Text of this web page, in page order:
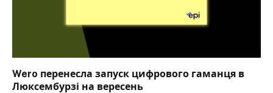
Wero перенесла запуск цифрового гаманця в
Люксембурзі на вересень